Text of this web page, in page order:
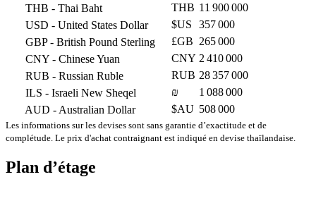
THB - Thai Baht THB 11 900 000
USD - United States Dollar $US
357 000
GBP- British Pound Sterling £GB 265 000
CNY - Chinese Yuan CNY 2 410 000
RUB - Russian Ruble RUB 28 357 000
ILS - Israeli New Sheqel ₪
1 088 000
AUD - Australian Dollar $AU 508 000
Les informations sur les devises sont sans garantie d’exactitude et de
complétude. Le prix d'achat contraignant est indiqué en devise thaïlandaise.
Plan d’étage